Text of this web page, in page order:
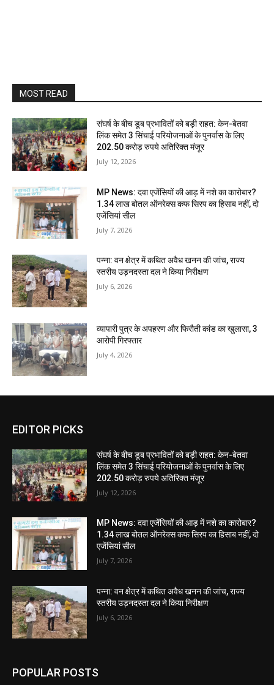
MOST READ
संघर्ष के बीच डूब प्रभावितों को बड़ी राहत: केन-बेतवा
लिंक समेत 3 सिंचाई परियोजनाओं के पुनर्वास के लिए
202.50 करोड़ रुपये अतिरिक्त मंजूर
July 12, 2026
MP News: दवा एजेंसियों की आड़ में नशे का कारोबार?
1.34 लाख बोतल ऑनरेक्स कफ सिरप का हिसाब नहीं, दो
एजेंसियां सील
July 7, 2026
पन्ना: वन क्षेत्र में कथित अवैध खनन की जांच, राज्य
स्तरीय उड़नदस्ता दल ने किया निरीक्षण
July 6, 2026
व्यापारी पुत्र के अपहरण और फिरौती कांड का खुलासा, 3
आरोपी गिरफ्तार
July 4, 2026
EDITOR PICKS
संघर्ष के बीच डूब प्रभावितों को बड़ी राहत: केन-बेतवा
लिंक समेत 3 सिंचाई परियोजनाओं के पुनर्वास के लिए
202.50 करोड़ रुपये अतिरिक्त मंजूर
July 12, 2026
MP News: दवा एजेंसियों की आड़ में नशे का कारोबार?
1.34 लाख बोतल ऑनरेक्स कफ सिरप का हिसाब नहीं, दो
एजेंसियां सील
July 7, 2026
पन्ना: वन क्षेत्र में कथित अवैध खनन की जांच, राज्य
स्तरीय उड़नदस्ता दल ने किया निरीक्षण
July 6, 2026
POPULAR POSTS